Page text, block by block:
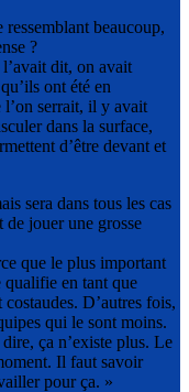
ressemblant beaucoup,
?
dit, on avait
ont été en
serrait, il y avait
dans la surface,
d’être devant et
sera dans tous les cas
jouer une grosse
que le plus important
qualifie en tant que
D’autres fois,
qui le sont moins.
ça n’existe plus. Le
Il faut savoir
pour ça. »